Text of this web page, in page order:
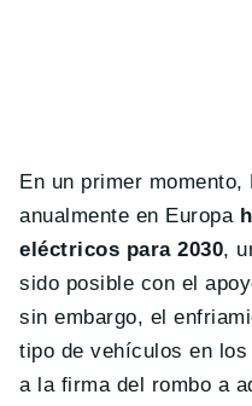
En un primer
anualmente en Europa
eléctricos para 2030,
sido posible con el
sin embargo, el
tipo de vehículos en
a la firma del rombo a